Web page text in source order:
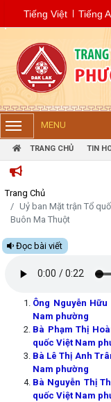
Tiếng Việt Tiếng
MENU
TRANG CHỦ TIN
Trang Chủ
Uỷ ban Mặt trận Tổ
Buôn Ma Thuột
Đọc bài viết
Ông Nguyễn
Nam phường
Bà Phạm Thị
quốc Việt Nam
Bà Lê Thị Anh
Nam phường
Bà Nguyễn Thị
quốc Việt Nam